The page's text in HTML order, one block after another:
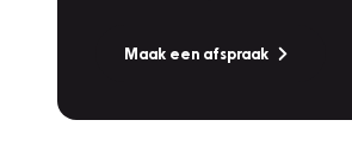
Maak een afspraak